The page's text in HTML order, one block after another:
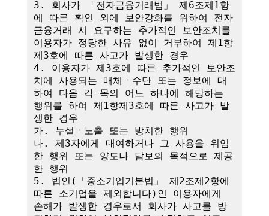
3. 회사가 「전자금융거래법」 제6조제1항
에 따른 확인 외에 보안강화를 위하여 전자
금융거래 시 요구하는 추가적인 보안조치를
이용자가 정당한 사유 없이 거부하여 제1항
제3호에 따른 사고가 발생한 경우
4. 이용자가 제3호에 따른 추가적인 보안조
치에 사용되는 매체ㆍ수단 또는 정보에 대
하여 다음 각 목의 어느 하나에 해당하는
행위를 하여 제1항제3호에 따른 사고가 발
생한 경우
가. 누설ㆍ노출 또는 방치한 행위
나. 제3자에게 대여하거나 그 사용을 위임
한 행위 또는 양도나 담보의 목적으로 제공
한 행위
5. 법인(「중소기업기본법」 제2조제2항에
따른 소기업을 제외합니다)인 이용자에게
손해가 발생한 경우로서 회사가 사고를 방